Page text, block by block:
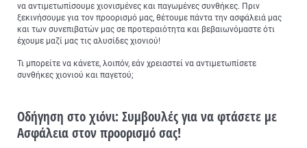
να αντιμετωπίσουμε χιονισμένες και παγωμένες συνθήκες. Πριν
ξεκινήσουμε για τον προορισμό μας, θέτουμε πάντα την ασφάλειά μας
και των συνεπιβατών μας σε προτεραιότητα και βεβαιωνόμαστε ότι
έχουμε μαζί μας τις αλυσίδες χιονιού!
Τι μπορείτε να κάνετε, λοιπόν, εάν χρειαστεί να αντιμετωπίσετε
συνθήκες χιονιού και παγετού;
Οδήγηση στο χιόνι: Συμβουλές για να φτάσετε με
Ασφάλεια στον προορισμό σας!